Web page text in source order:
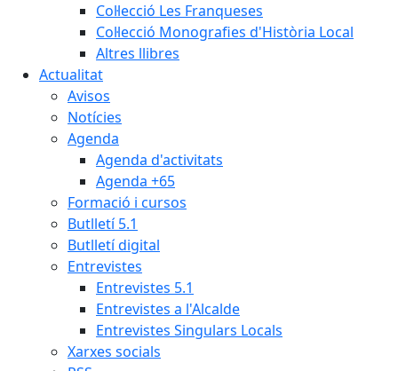
Col·lecció Les Franqueses
Col·lecció Monografies d'Història Local
Altres llibres
Actualitat
Avisos
Notícies
Agenda
Agenda d'activitats
Agenda +65
Formació i cursos
Butlletí 5.1
Butlletí digital
Entrevistes
Entrevistes 5.1
Entrevistes a l'Alcalde
Entrevistes Singulars Locals
Xarxes socials